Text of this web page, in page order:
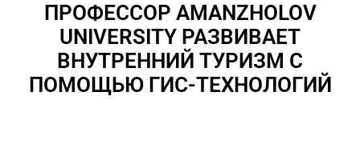
ПРОФЕССОР AMANZHOLOV
UNIVERSITY РАЗВИВАЕТ
ВНУТРЕННИЙ ТУРИЗМ С
ПОМОЩЬЮ ГИС-ТЕХНОЛОГИЙ